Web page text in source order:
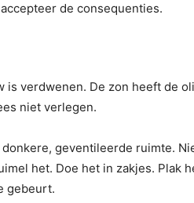
de consequenties.
is verdwenen. De zon heeft de
niet verlegen.
geventileerde ruimte.
het. Doe het in zakjes. Plak
gebeurt.